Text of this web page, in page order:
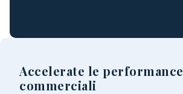
Accelerate le performance
commerciali